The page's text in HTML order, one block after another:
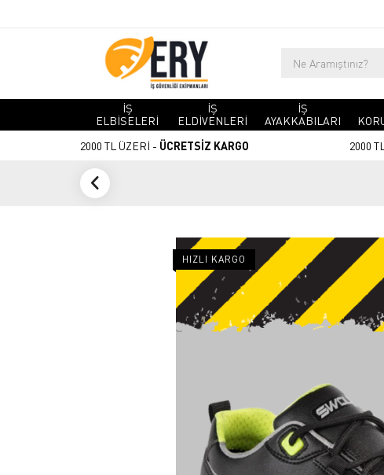
İŞ
ELBİSELERİ
İŞ
ELDİVENLERİ
İŞ
AYAKKABILARI
2000 TL ÜZERİ - ÜCRETSİZ KARGO 2000
HIZLI KARGO